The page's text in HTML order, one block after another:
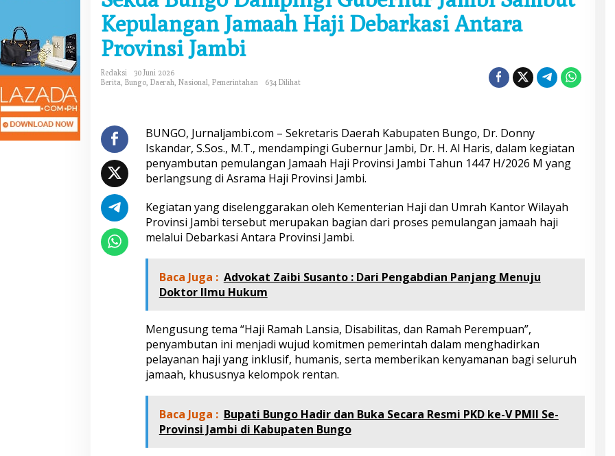
d
a
B
u
n
o
p
i
n
g
i
u
b
e
r
r
J
b
i
S
a
m
t
K
e
Kepulangan Jamaah Haji Debarkasi Antara
Provinsi Jambi
Redaksi
30 Juni 2026
Berita Bungo Daerah Nasional Pemerintahan 634 Dilihat
BUNGO, Jurnaljambi.com – Sekretaris Daerah Kabupaten Bungo, Dr. Donny
Iskandar, S.Sos., M.T., mendampingi Gubernur Jambi, Dr. H. Al Haris, dalam kegiatan
penyambutan pemulangan Jamaah Haji Provinsi Jambi Tahun 1447 H/2026 M yang
berlangsung di Asrama Haji Provinsi Jambi.
Kegiatan yang diselenggarakan oleh Kementerian Haji dan Umrah Kantor Wilayah
Provinsi Jambi tersebut merupakan bagian dari proses pemulangan jamaah haji
melalui Debarkasi Antara Provinsi Jambi.
Baca Juga : Advokat Zaibi Susanto : Dari Pengabdian Panjang Menuju
Doktor Ilmu Hukum
Mengusung tema “Haji Ramah Lansia, Disabilitas, dan Ramah Perempuan”,
penyambutan ini menjadi wujud komitmen pemerintah dalam menghadirkan
pelayanan haji yang inklusif, humanis, serta memberikan kenyamanan bagi seluruh
jamaah, khususnya kelompok rentan.
Baca Juga : Bupati Bungo Hadir dan Buka Secara Resmi PKD ke-V PMII Se-
Provinsi Jambi di Kabupaten Bungo